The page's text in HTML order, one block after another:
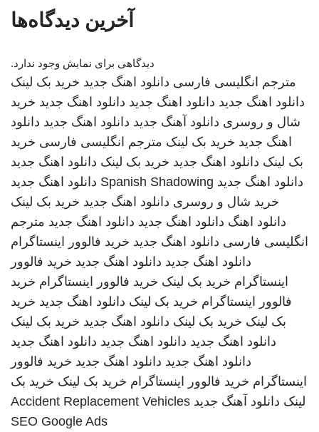
آخرین دیدگاه‌ها
دیدگاهی برای نمایش وجود ندارد.
مترجم انگلیسی فارسی دانلود اهنگ جدید خرید بک لینک
دانلود اهنگ جدید دانلود اهنگ جدید دانلود اهنگ جدید خرید
شال و روسری دانلود آهنگ جدید دانلود اهنگ جدید دانلود
اهنگ جدید خرید بک لینک مترجم انگلیسی فارسی خرید
بک لینک دانلود اهنگ جدید خرید بک لینک دانلود اهنگ جدید
دانلود اهنگ جدید Spanish Shadowing دانلود اهنگ جدید
خرید شال و روسری دانلود اهنگ جدید خرید بک لینک
دانلود اهنگ دانلود اهنگ جدید دانلود اهنگ جدید مترجم
انگلیسی فارسی دانلود اهنگ جدید خرید فالوور اینستاگرام
دانلود اهنگ جدید دانلود اهنگ جدید خرید فالوور
اینستاگرام خرید بک لینک خرید فالوور اینستاگرام خرید
فالوور اینستاگرام خرید بک لینک دانلود اهنگ جدید خرید
بک لینک خرید بک لینک دانلود اهنگ جدید خرید بک لینک
دانلود اهنگ جدید دانلود اهنگ جدید دانلود اهنگ جدید
دانلود اهنگ جدید دانلود اهنگ جدید خرید فالوور
اینستاگرام خرید فالوور اینستاگرام خرید بک لینک خرید بک
لینک دانلود آهنگ جدید Accident Replacement Vehicles
SEO Google Ads